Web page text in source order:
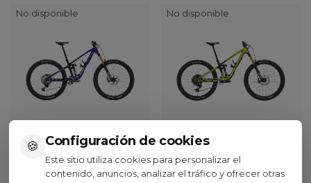
🍪 Configuración de cookies
Este sitio utiliza cookies para personalizar el
contenido, anuncios, analizar el tráfico y ofrecer otras
No disponible
Bicicleta Trek Fuel LX 9.8
No disponible
Trek
Bicicleta Trek Fuel LX 9.8